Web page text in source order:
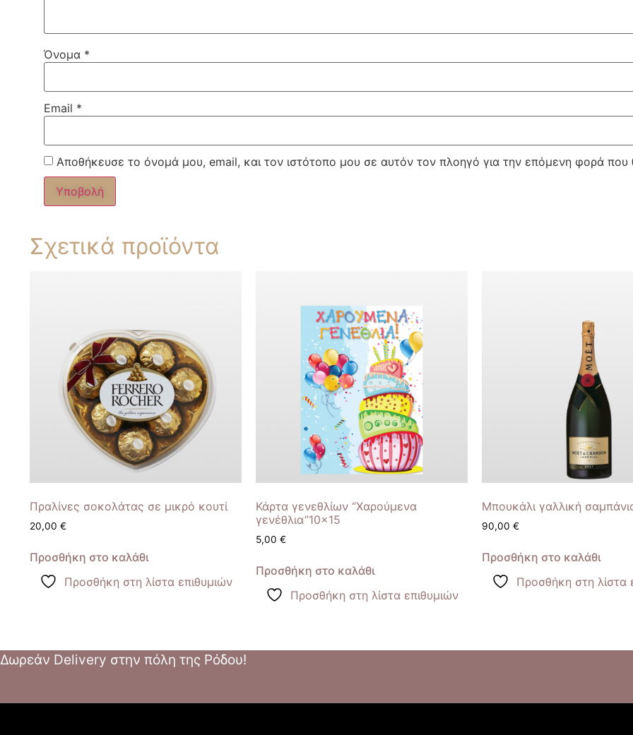
Όνομα *
Email *
Αποθήκευσε το όνομά μου, email, και τον ιστότοπο μου σε αυτόν τον πλοηγό για την επόμενη φορά που
Σχετικά προϊόντα
Πραλίνες σοκολάτας σε μικρό κουτί
20,00 €
Προσθήκη στο καλάθι
Προσθήκη στη λίστα επιθυμιών
Κάρτα γενεθλίων “Χαρούμενα
γενέθλια”10×15
5,00 €
Προσθήκη στο καλάθι
Προσθήκη στη λίστα επιθυμιών
Μπουκάλι γαλλική
90,00 €
Προσθήκη στο καλάθι
Προσθήκη στη λίστα
Δωρεάν Delivery στην πόλη της Ρόδου!